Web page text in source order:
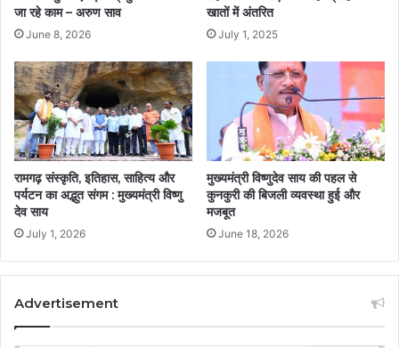
जा रहे काम – अरुण साव
June 8, 2026
खातों में अंतरित
July 1, 2025
रामगढ़ संस्कृति, इतिहास, साहित्य और
पर्यटन का अद्भुत संगम : मुख्यमंत्री विष्णु
देव साय
July 1, 2026
मुख्यमंत्री विष्णुदेव साय की पहल से
कुनकुरी की बिजली व्यवस्था हुई और
मजबूत
June 18, 2026
Advertisement